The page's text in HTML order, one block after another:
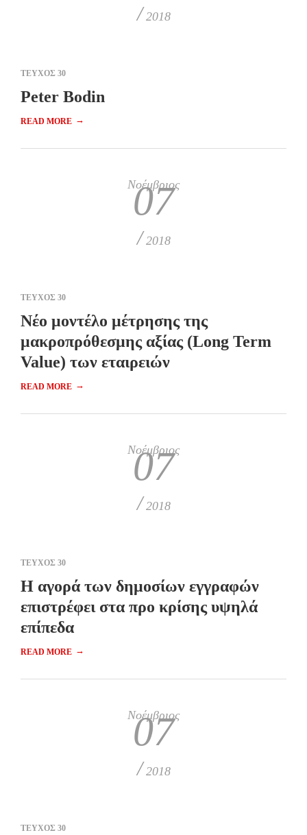
/ 2018
ΤΕΥΧΟΣ 30
Peter Bodin
READ MORE →
Νοέμβριος
07
/ 2018
ΤΕΥΧΟΣ 30
Νέο μοντέλο μέτρησης της
μακροπρόθεσμης αξίας (Long Term
Value) των εταιρειών
READ MORE →
Νοέμβριος
07
/ 2018
ΤΕΥΧΟΣ 30
H αγορά των δημοσίων εγγραφών
επιστρέφει στα προ κρίσης υψηλά
επίπεδα
READ MORE →
Νοέμβριος
07
/ 2018
ΤΕΥΧΟΣ 30